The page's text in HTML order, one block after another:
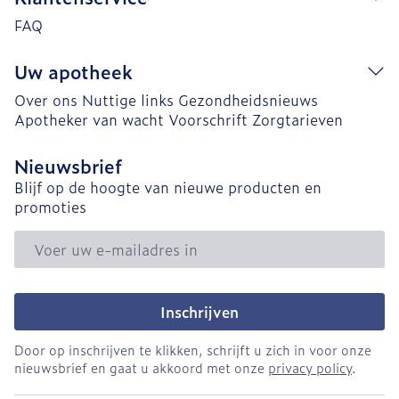
FAQ
Uw apotheek
Over ons Nuttige links Gezondheidsnieuws
Apotheker van wacht Voorschrift Zorgtarieven
Nieuwsbrief
Blijf op de hoogte van nieuwe producten en
promoties
E-mail adres
Inschrijven
Door op inschrijven te klikken, schrijft u zich in voor onze
nieuwsbrief en gaat u akkoord met onze privacy policy.